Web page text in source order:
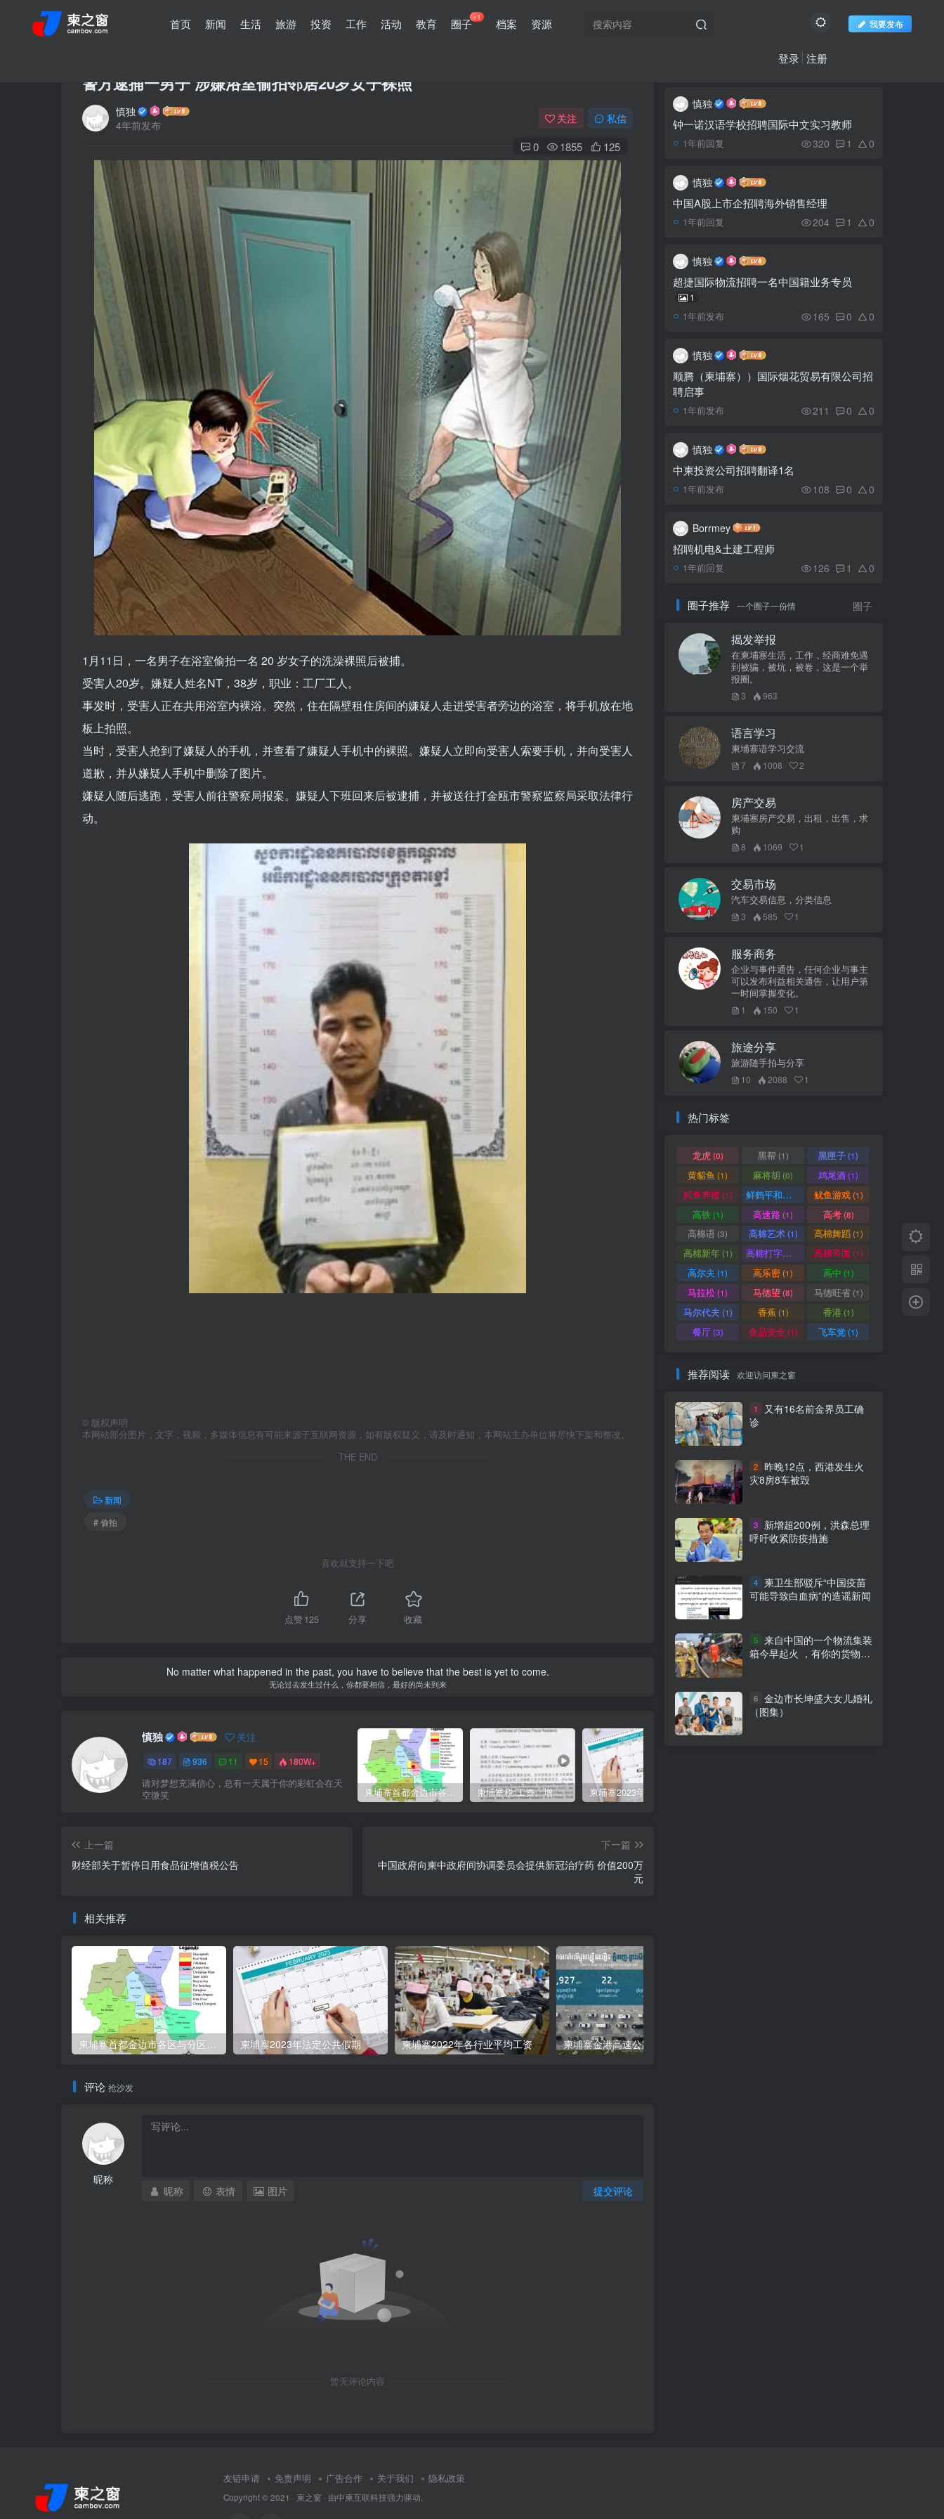
首页 新闻 生活 旅游 投资 工作 活动 教育 圈子+1 档案 资源 我要发布
登录 注册
警方逮捕一男子 涉嫌浴室偷拍邻居20岁女子裸照
慎独
4年前发布
关注 私信
0 1855 125
1月11日，一名男子在浴室偷拍一名 20 岁女子的洗澡裸照后被捕。
受害人20岁。嫌疑人姓名NT，38岁，职业：工厂工人。
事发时，受害人正在共用浴室内裸浴。突然，住在隔壁租住房间的嫌疑人走进受害者旁边的浴室，将手机放在地
板上拍照。
当时，受害人抢到了嫌疑人的手机，并查看了嫌疑人手机中的裸照。嫌疑人立即向受害人索要手机，并向受害人
道歉，并从嫌疑人手机中删除了图片。
嫌疑人随后逃跑，受害人前往警察局报案。嫌疑人下班回来后被逮捕，并被送往打金瓯市警察监察局采取法律行
动。
© 版权声明
本网站部分图片，文字，视频，多媒体信息有可能来源于互联网资源，如有版权疑义，请及时通知，本网站主办单位将尽快下架和整改。
THE END
新闻
# 偷拍
喜欢就支持一下吧
点赞125 分享 收藏
No matter what happened in the past, you have to believe that the best is yet to come.
无论过去发生过什么，你都要相信，最好的尚未到来
慎独 关注
187 936 11 15 180W+
请对梦想充满信心，总有一天属于你的彩虹会在天
空微笑
柬埔寨首都金边市各区与分区名称分布 柬埔寨税:工资、增值、预扣、利润、专利、产业、注册税
上一篇
财经部关于暂停日用食品征增值税公告
下一篇
中国政府向柬中政府间协调委员会提供新冠治疗药 价值200万
元
相关推荐
柬埔寨2023年法定公共假期 柬埔寨2022年各行业平均工资
评论 抢沙发
昵称
提交评论
昵称 表情 图片
暂无评论内容
推荐阅读 欢迎访问柬之窗
又有16名前金界员工确
2
昨晚12点，西港发生火
灾8房8车被毁
3 新增超200例，洪森总理
呼吁收紧防疫措施
柬卫生部驳斥“中国疫苗
可能导致白血病”的造谣新闻
来自中国的一个物流集装
箱今早起火 ，有你的货物
（图集）
慎独
钟一诺汉语学校招聘国际中文实习教师
1年前回复 320 1 0
慎独
中国A股上市企招聘海外销售经理
1年前回复 204 1 0
慎独
超捷国际物流招聘一名中国籍业务专员
1
1年前发布 165 0 0
慎独
顺腾（柬埔寨））国际烟花贸易有限公司招
聘启事
1年前发布 211 0 0
慎独
中柬投资公司招聘翻译1名
1年前发布 108 0 0
Borrmey
招聘机电&土建工程师
1年前回复 126 1 0
圈子推荐 一个圈子一份情 圈子
揭发举报
在柬埔寨生活，工作，经商难免遇
到被骗，被坑，被卷，这是一个举
报圈。
3 963
语言学习
柬埔寨语学习交流
7 1008 2
房产交易
柬埔寨房产交易，出租，出售，求
购
8 1069 1
交易市场
汽车交易信息，分类信息
3 585 1
服务商务
企业与事件通告，任何企业与事主
可以发布利益相关通告，让用户第
一时间掌握变化。
1 150 1
旅途分享
旅游随手拍与分享
10 2088 1
热门标签
龙虎(0) 黑帮(1) 黑匣子(1)
黄貂鱼 (1) 麻将胡 (0) 鸡尾酒(1)
鳄鱼养殖(1) 鲜鹤平和赏 鱿鱼游戏(1)
高铁(1) 高速路(1) 高考(8)
高棉语 (3) 高棉艺术(1) 高棉舞蹈(1)
高棉新年(1) 高棉打字机 高棉帝国 (1)
高尔夫 (1) 高乐密(1) 高中 (1)
马拉松(1) 马德望 (8) 马德旺省(1)
马尔代夫 (1) 香蕉(1) 香港(1)
餐厅(3) 食品安全(1) 飞车党(1)
推荐阅读 欢迎访问柬之窗
1
又有16名前金界员工确
诊
2 昨晚12点，西港发生火
灾8房8车被毁
3
新增超200例，洪森总理
呼吁收紧防疫措施
4
柬卫生部驳斥“中国疫苗
可能导致白血病”的造谣新闻
5 来自中国的一个物流集装
箱今早起火 ，有你的货物
6 金边市长坤盛大女儿婚礼
（图集）
友链申请 免责声明 广告合作 关于我们 隐私政策
Copyright © 2021 · 柬之窗 · 由中柬互联科技强力驱动.